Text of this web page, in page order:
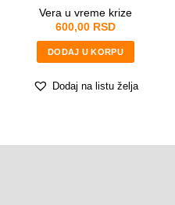
Vera u vreme krize
600,00 RSD
DODAJ U KORPU
Dodaj na listu želja